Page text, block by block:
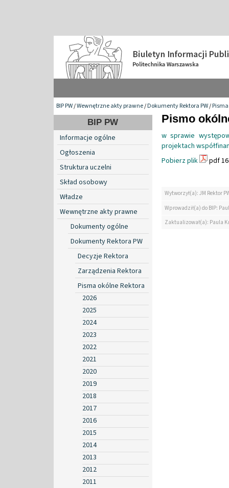
BIP PW/Wewnętrzne akty prawne/Dokumenty Rektora PW/
BIP PW
Informacje ogólne
Ogłoszenia
Struktura uczelni
Skład osobowy
Władze
Wewnętrzne akty prawne
Dokumenty ogólne
Dokumenty Rektora PW
Decyzje Rektora
Zarządzenia Rektora
Pisma okólne Rektora
2026
2025
2024
2023
2022
2021
2020
2019
2018
2017
2016
2015
2014
2013
2012
2011
Pismo
w sprawie
projektach
Pobierz plik
pdf
Wytworzył(a): JM Rektor
Wprowadził(a) do BIP:
Zaktualizował(a): Paula